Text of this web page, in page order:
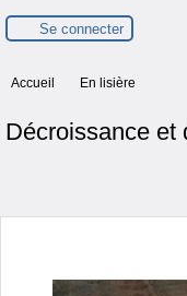
Se connecter
Accueil En lisière
Décroissance et